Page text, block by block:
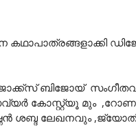
ബിജോയ്
സേവ്യർ കോസ്റ്റ്യൂ മും
ശബ്ദ ലേഖനവും